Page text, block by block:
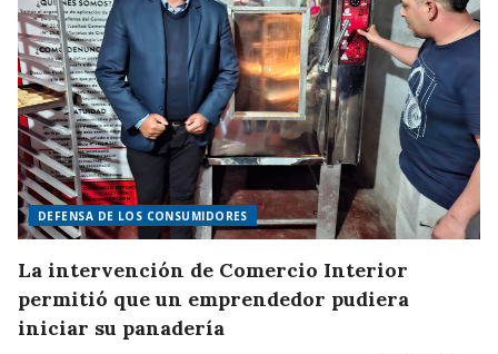
DEFENSA DE LOS CONSUMIDORES
La intervención de Comercio Interior
permitió que un emprendedor pudiera
iniciar su panadería